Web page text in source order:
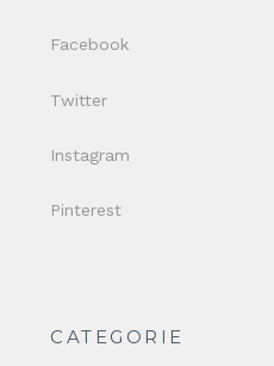
Facebook
Twitter
Instagram
Pinterest
CATEGORIE